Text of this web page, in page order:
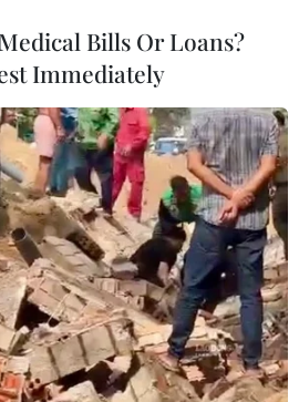
#Wifi miễn phí
Bills Or Loans?
Immediately